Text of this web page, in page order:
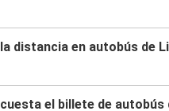
distancia en autobús de
el billete de autobús